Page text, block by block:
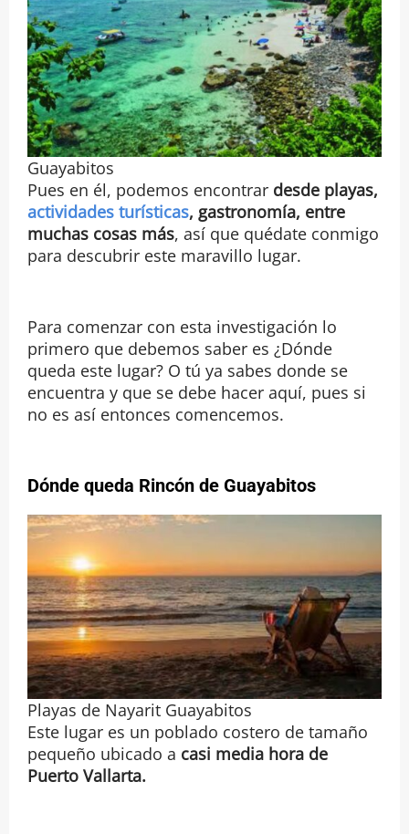
Guayabitos
Pues en él, podemos encontrar desde playas,
actividades turísticas, gastronomía, entre
muchas cosas más, así que quédate conmigo
para descubrir este maravillo lugar.
Para comenzar con esta investigación lo
primero que debemos saber es ¿Dónde
queda este lugar? O tú ya sabes donde se
encuentra y que se debe hacer aquí, pues si
no es así entonces comencemos.
Dónde queda Rincón de Guayabitos
Playas de Nayarit Guayabitos
Este lugar es un poblado costero de tamaño
pequeño ubicado a casi media hora de
Puerto Vallarta.